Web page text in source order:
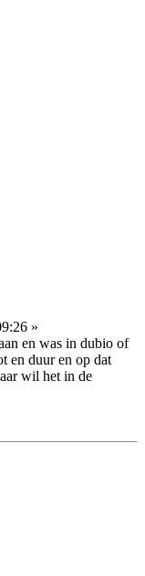
»
en was in dubio of
en duur en op dat
wil het in de